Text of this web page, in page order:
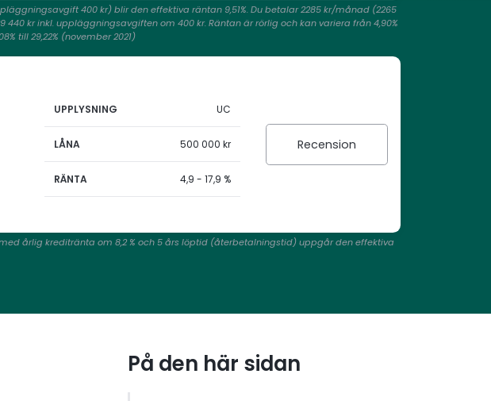
400 kr) blir den effektiva räntan 9,51%. Du betalar 2285 kr/månad (2265
kr inkl. uppläggningsavgiften om 400 kr. Räntan är rörlig och kan variera från 4,90%
till 29,22% (november 2021)
UPPLYSNING UC
LÅNA 500 000 kr
RÄNTA 4,9 - 17,9 %
Recension
årlig kreditränta om 8,2 % och 5 års löptid (återbetalningstid) uppgår den effektiva
På den här sidan